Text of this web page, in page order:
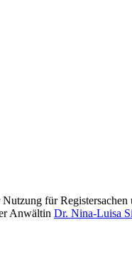
für Registersachen
Anwältin Dr. Nina-Luisa